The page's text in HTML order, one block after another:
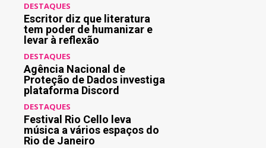
DESTAQUES
Escritor diz que literatura
tem poder de humanizar e
levar à reflexão
DESTAQUES
Agência Nacional de
Proteção de Dados investiga
plataforma Discord
DESTAQUES
Festival Rio Cello leva
música a vários espaços do
Rio de Janeiro